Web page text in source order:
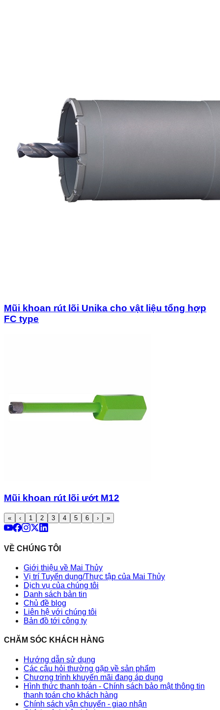
Mũi khoan rút lõi Unika cho vật liệu tổng hợp
FC type
Mũi khoan rút lõi ướt M12
« ‹ 1 2 3 4 5 6 › »
VỀ CHÚNG TÔI
Giới thiệu về Mai Thủy
Vị trí Tuyển dụng/Thực tập của Mai Thủy
Dịch vụ của chúng tôi
Danh sách bản tin
Chủ đề blog
Liên hệ với chúng tôi
Bản đồ tới công ty
CHĂM SÓC KHÁCH HÀNG
Hướng dẫn sử dụng
Các câu hỏi thường gặp về sản phẩm
Chương trình khuyến mãi đang áp dụng
Hình thức thanh toán - Chính sách bảo mật thông tin
thanh toán cho khách hàng
Chính sách vận chuyển - giao nhận